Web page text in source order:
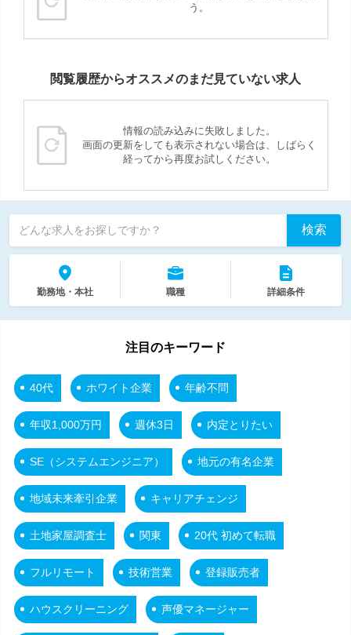
う。
閲覧履歴からオススメのまだ見ていない求人
情報の読み込みに失敗しました。
画面の更新をしても表示されない場合は、しばらく
経ってから再度お試しください。
どんな求人をお探しですか？ 検索
勤務地・本社 職種 詳細条件
注目のキーワード
40代 ホワイト企業 年齢不問
年収1,000万円 週休3日 内定とりたい
SE（システムエンジニア） 地元の有名企業
地域未来牽引企業 キャリアチェンジ
土地家屋調査士 関東 20代 初めて転職
フルリモート 技術営業 登録販売者
ハウスクリーニング 声優マネージャー